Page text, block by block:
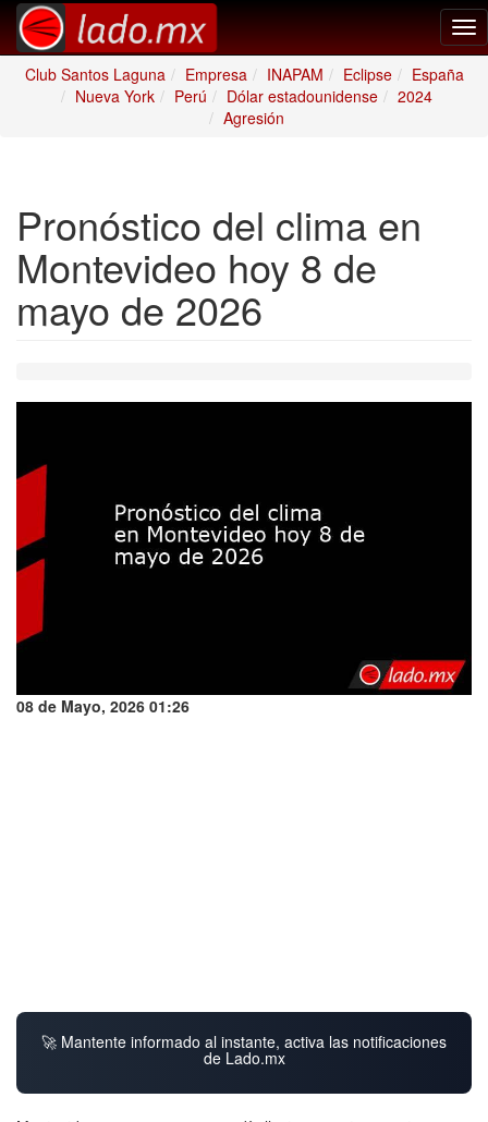
Club Santos Laguna
Empresa INAPAM Eclipse
España
Nueva York
Perú Dólar estadounidense
2024
Agresión
Pronóstico del clima en
Montevideo hoy 8 de
mayo de 2026
08 de Mayo, 2026 01:26
🚀 Mantente informado al instante, activa las notificaciones
de Lado.mx